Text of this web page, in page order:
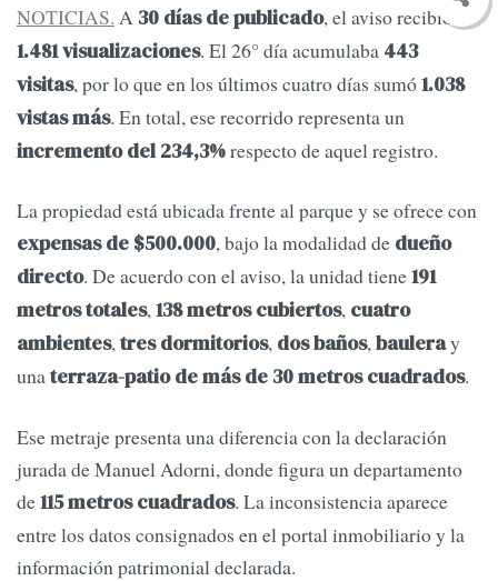
NOTICIAS. A30 días de publicado, el aviso recibió
1.481 visualizaciones. El 26° día acumulaba 443
visitas, por lo que en los últimos cuatro días sumó1.038
vistas más. En total, ese recorrido representa un
incremento del 234,3%respecto de aquel registro.
La propiedad está ubicada frente al parque y se ofrece con
expensas de $500.000, bajo la modalidad de dueño
directo. De acuerdo con el aviso, la unidad tiene191
metros totales,138 metros cubiertos, cuatro
ambientes,tres dormitorios, dos baños,bauleray
unaterraza-patio de más de 30 metros cuadrados.
Ese metraje presenta una diferencia con la declaración
jurada de Manuel Adorni, donde figura un departamento
de115 metros cuadrados. La inconsistencia aparece
entre los datos consignados en el portal inmobiliario y la
información patrimonial declarada.